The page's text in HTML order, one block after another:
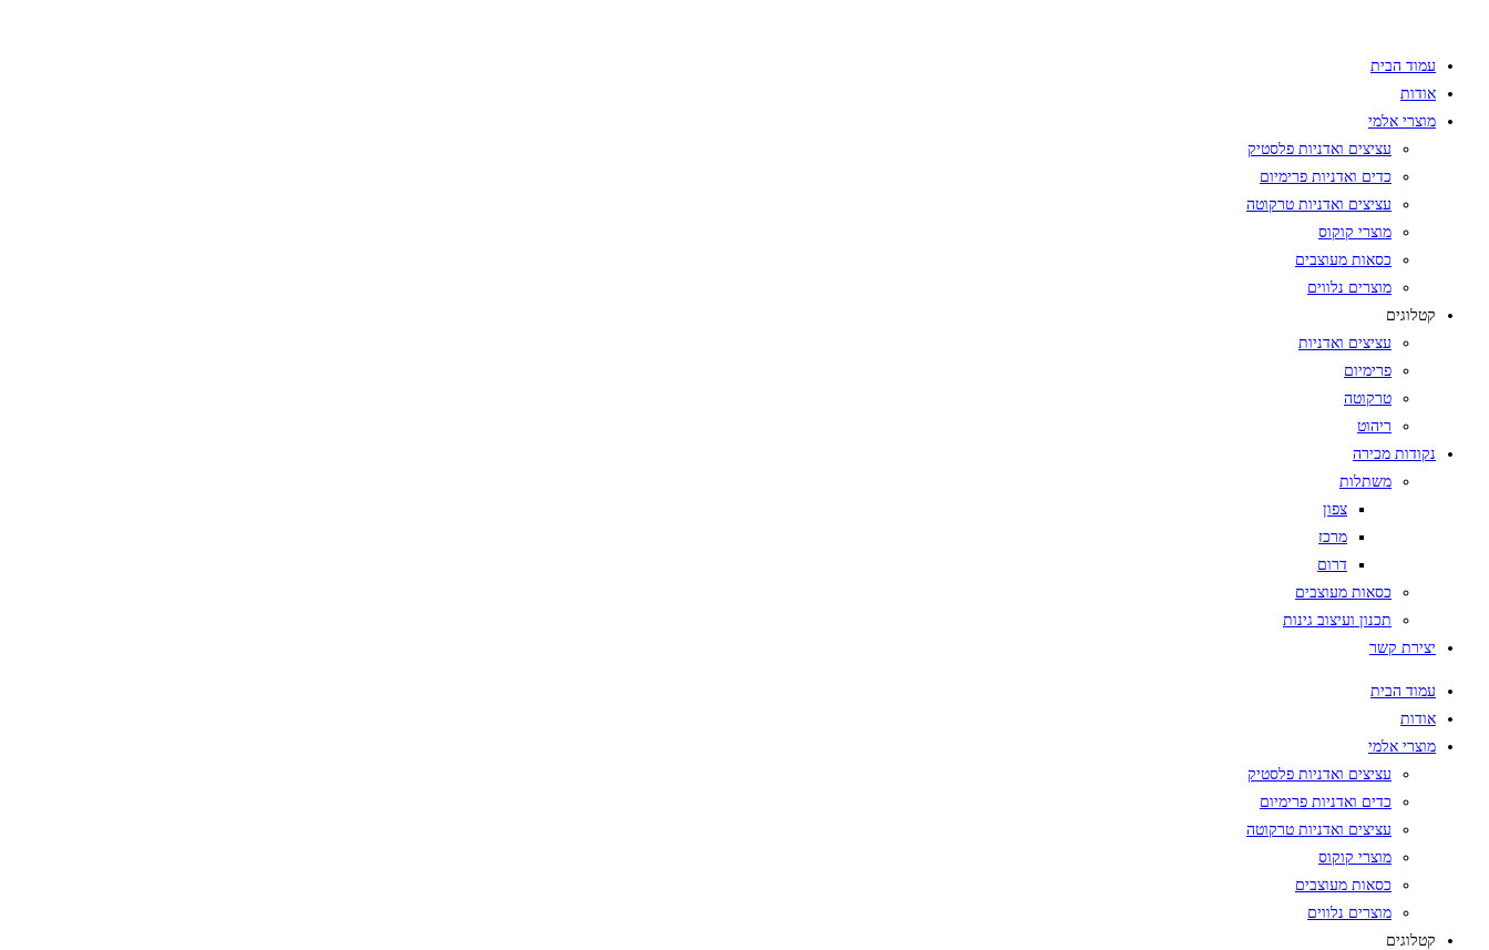
עמוד הבית
אודות
מוצרי אלמי
עציצים ואדניות פלסטיק
כדים ואדניות פרימיום
עציצים ואדניות טרקוטה
מוצרי קוקוס
כסאות מעוצבים
מוצרים נלווים
קטלוגים
עציצים ואדניות
פרימיום
טרקוטה
ריהוט
נקודות מכירה
משתלות
צפון
מרכז
דרום
כסאות מעוצבים
תכנון ועיצוב גינות
יצירת קשר
עמוד הבית
אודות
מוצרי אלמי
עציצים ואדניות פלסטיק
כדים ואדניות פרימיום
עציצים ואדניות טרקוטה
מוצרי קוקוס
כסאות מעוצבים
מוצרים נלווים
קטלוגים